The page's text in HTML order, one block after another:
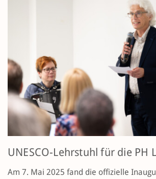
UNESCO-Lehrstuhl für die PH
Am 7. Mai 2025 fand die offizielle